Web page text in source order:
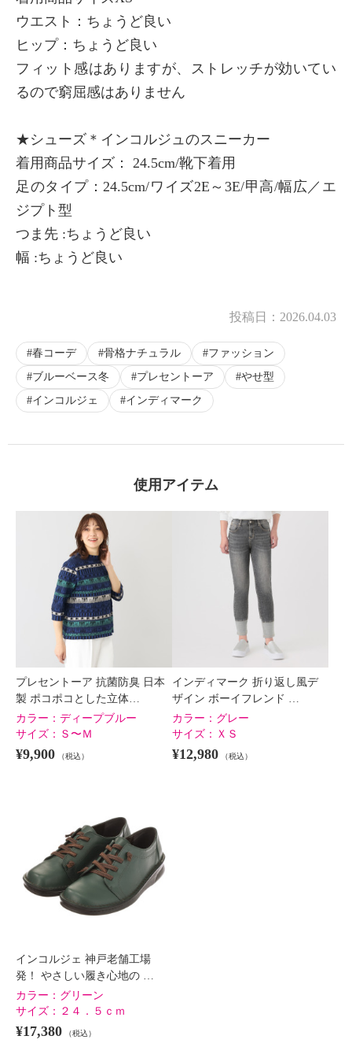
ウエスト：ちょうど良い
ヒップ：ちょうど良い
フィット感はありますが、ストレッチが効いてい
るので窮屈感はありません
★シューズ＊インコルジュのスニーカー
着用商品サイズ： 24.5cm/靴下着用
足のタイプ：24.5cm/ワイズ2E～3E/甲高/幅広／エ
ジプト型
つま先 :ちょうど良い
幅 :ちょうど良い
投稿日： 2026.04.03
春コーデ 骨格ナチュラル
ファッション
ブルーベース冬
プレセントーア
やせ型
インコルジェ
インディマーク
使用アイテム
プレセントーア 抗菌防臭 日本
製 ポコポコとした立体…
カラー： ディープブルー
サイズ： Ｓ〜Ｍ
¥9,900 （税込）
インディマーク 折り返し風デ
ザイン ボーイフレンド …
カラー： グレー
サイズ： ＸＳ
¥12,980 （税込）
インコルジェ 神戸老舗工場
発！ やさしい履き心地の …
カラー： グリーン
サイズ： ２４．５ｃｍ
¥17,380 （税込）